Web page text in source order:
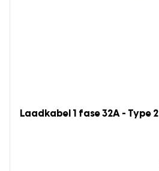
Laadkabel 1 fase 32A - Type 2